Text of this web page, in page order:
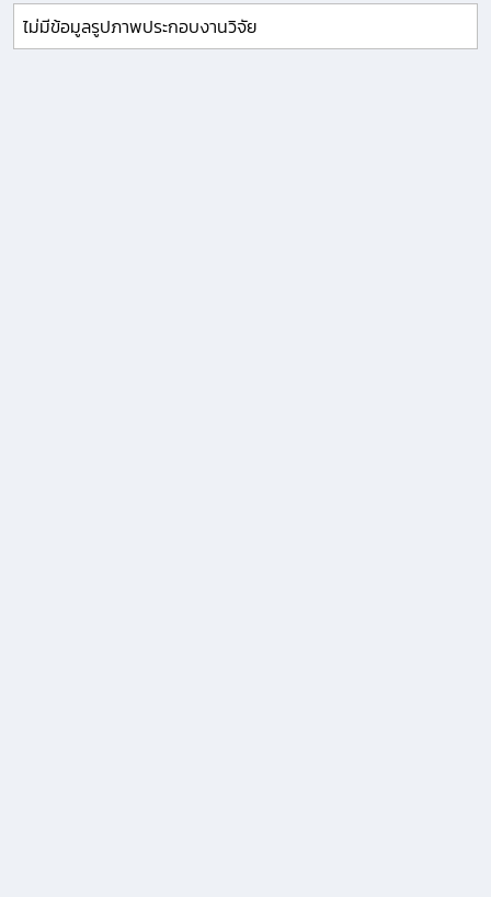
ไม่มีข้อมูลรูปภาพประกอบงานวิจัย